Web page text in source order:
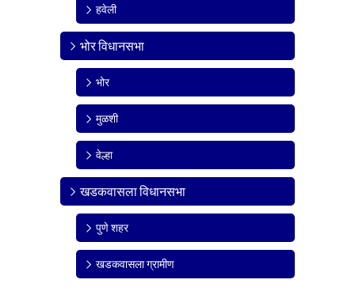
हवेली
भोर विधानसभा
भोर
मुळशी
वेल्हा
खडकवासला विधानसभा
पुणे शहर
खडकवासला ग्रामीण